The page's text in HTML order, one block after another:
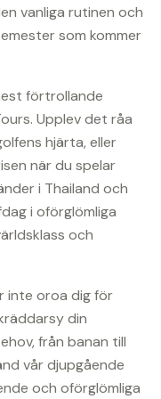
vanliga rutinen och
som kommer
förtrollande
Upplev det råa
hjärta, eller
när du spelar
i Thailand och
i oförglömliga
och
inte oroa dig för
din
från banan till
vår djupgående
och oförglömliga